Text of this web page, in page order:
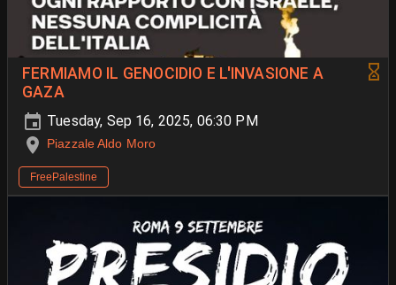
FERMIAMO IL GENOCIDIO E L'INVASIONE A
GAZA
Tuesday, Sep 16, 2025, 06:30 PM
Piazzale Aldo Moro
FreePalestine